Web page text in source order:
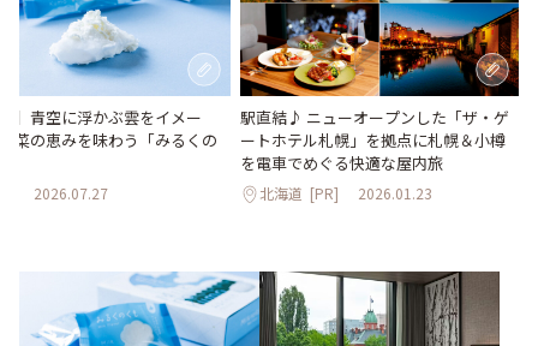
】青空に浮かぶ雲をイメー
菜の恵みを味わう「みるくの
2026.07.27
駅直結♪ ニューオープンした「ザ・ゲ
ートホテル札幌」を拠点に札幌＆小樽
を電車でめぐる快適な屋内旅
北海道 [PR] 2026.01.23